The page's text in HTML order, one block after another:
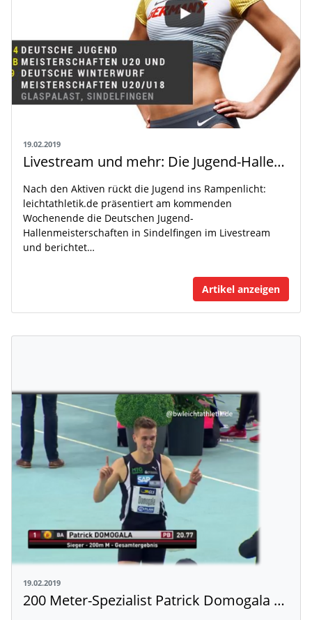
19.02.2019
Livestream und mehr: Die Jugend-Hallen-DM 2019 auf leichtathletik.de
Nach den Aktiven rückt die Jugend ins Rampenlicht:
leichtathletik.de präsentiert am kommenden
Wochenende die Deutschen Jugend-
Hallenmeisterschaften in Sindelfingen im Livestream
und berichtet…
Artikel anzeigen
19.02.2019
200 Meter-Spezialist Patrick Domogala meldet sich beeindruckend zurück